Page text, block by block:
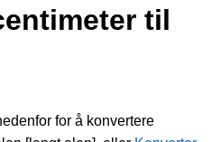
til
for å konvertere